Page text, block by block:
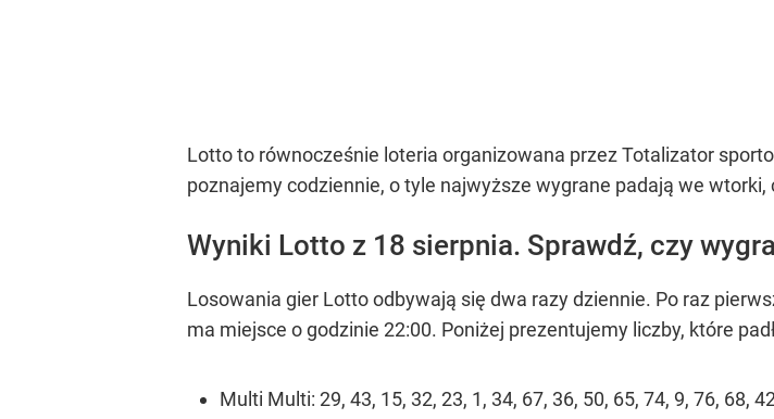
Lotto to równocześnie loteria organizowana przez Totalizator
poznajemy codziennie, o tyle najwyższe wygrane padają we wtorki,
Wyniki Lotto z 18 sierpnia. Sprawdź, czy
Losowania gier Lotto odbywają się dwa razy dziennie. Po raz
ma miejsce o godzinie 22:00. Poniżej prezentujemy liczby, które
Multi Multi: 29, 43, 15, 32, 23, 1, 34, 67, 36, 50, 65, 74, 9, 76, 68,